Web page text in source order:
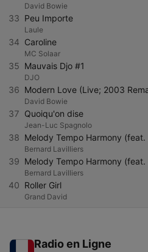
David Bowie
33 Peu Importe
Laule
34 Caroline
MC Solaar
35 Mauvais Djo #1
DJO
36 Modern Love (Live; 2003
David Bowie
37 Quoiqu'on dise
Jean-Luc Spagnolo
38 Melody Tempo Harmony
Bernard Lavilliers
39 Melody Tempo Harmony
Bernard Lavilliers
40 Roller Girl
Grand David
Radio en Ligne